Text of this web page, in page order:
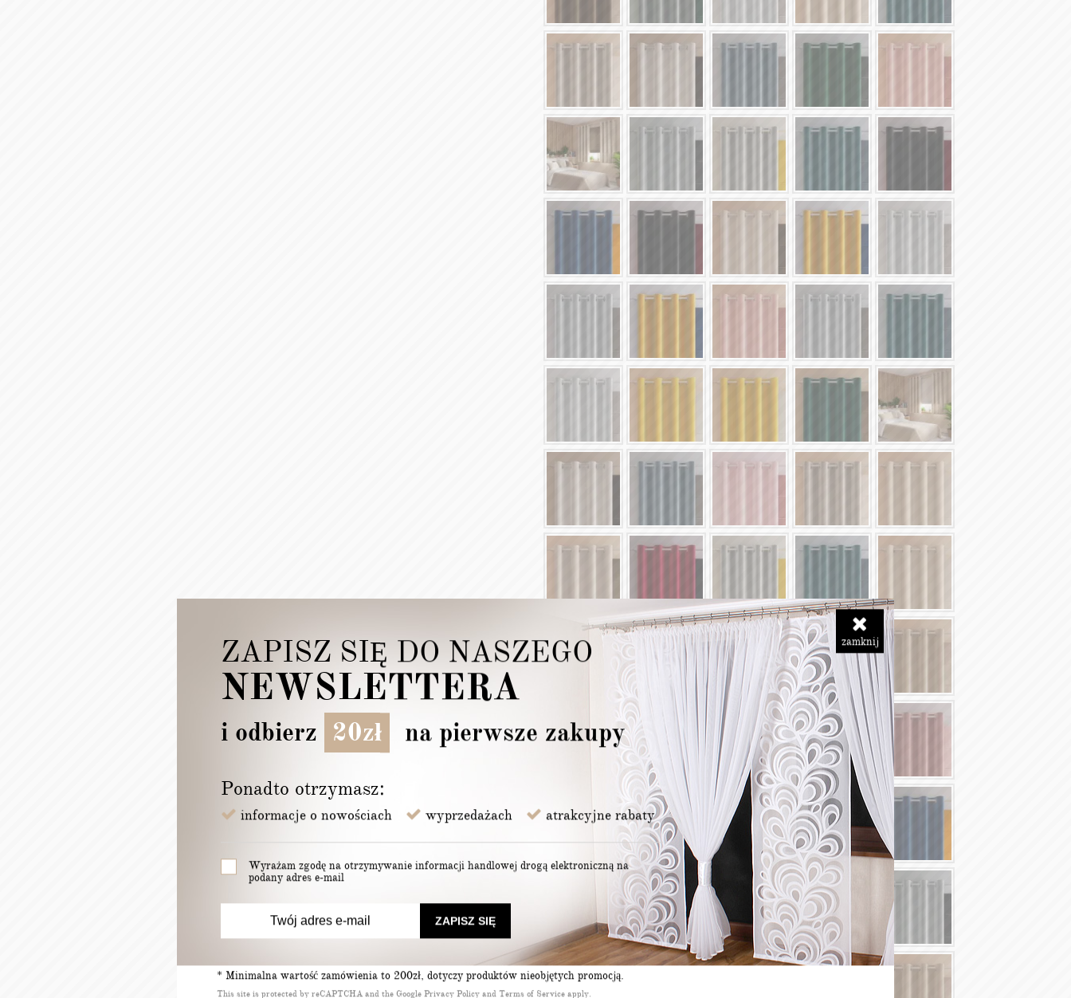
zamknij
ZAPISZ SIĘ DO NASZEGO
NEWSLETTERA
i odbierz 20zł na pierwsze zakupy
Ponadto otrzymasz:
informacje o nowościach wyprzedażach atrakcyjne rabaty
Wyrażam zgodę na otrzymywanie informacji handlowej drogą elektroniczną na
podany adres e-mail
ZAPISZ SIĘ
* Minimalna wartość zamówienia to 200zł, dotyczy produktów nieobjętych promocją.
This site is protected by reCAPTCHA and the Google Privacy Policy and Terms of Service apply.